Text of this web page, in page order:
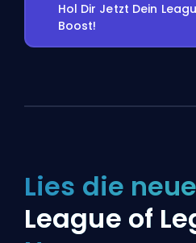
Hol Dir Jetzt Dein
Boost!
Lies die
League of